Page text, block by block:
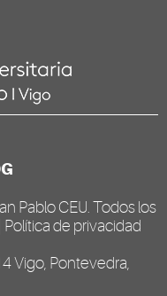
Pablo CEU . Todos los
Política de privacidad
Vigo, Pontevedra,